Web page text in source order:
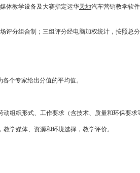
体教学设备及大赛指定运华天地汽车营销教学软
组合制；三组评分经电脑加权统计，按照总分
个专家给出分值的平均值。
组织形式、工作要求（含技术、质量和环保要求
学媒体、资源和环境选择，教学评价。